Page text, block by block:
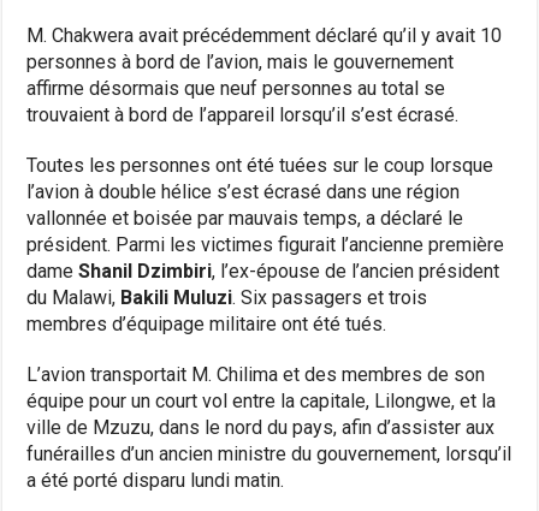
M. Chakwera avait précédemment déclaré qu’il y avait 10
personnes à bord de l’avion, mais le gouvernement
affirme désormais que neuf personnes au total se
trouvaient à bord de l’appareil lorsqu’il s’est écrasé.
Toutes les personnes ont été tuées sur le coup lorsque
l’avion à double hélice s’est écrasé dans une région
vallonnée et boisée par mauvais temps, a déclaré le
président. Parmi les victimes figurait l’ancienne première
dameShanil Dzimbiri, l’ex-épouse de l’ancien président
du Malawi, Bakili Muluzi. Six passagers et trois
membres d’équipage militaire ont été tués.
L’avion transportait M. Chilima et des membres de son
équipe pour un court vol entre la capitale, Lilongwe, et la
ville de Mzuzu, dans le nord du pays, afin d’assister aux
funérailles d’un ancien ministre du gouvernement, lorsqu’il
a été porté disparu lundi matin.